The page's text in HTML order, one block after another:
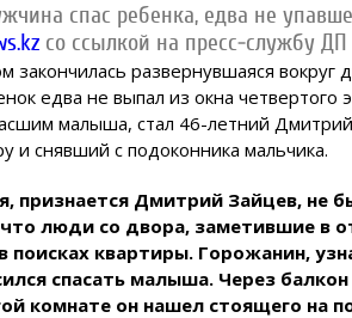
спас ребенка, едва не
со ссылкой на пресс-службу
закончилась развернувшаяся вокруг
едва не выпал из окна четвертого
малыша, стал 46-летний
и снявший с подоконника мальчика.
признается Дмитрий Зайцев, не
люди со двора, заметившие в
поисках квартиры. Горожанин,
спасать малыша. Через
комнате он нашел стоящего на